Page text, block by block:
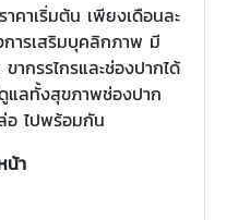
คาเริ่มต้น เพียงเดือนละ
ารเสริมบุคลิกภาพ มี
ากรรไกรและช่องปากได้
แลทั้งสุขภาพช่องปาก
อ ไปพร้อมกัน
น้า